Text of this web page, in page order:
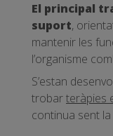
El principal
suport,
mantenir les
l’organisme
S’estan
trobarteràpies
continua sent